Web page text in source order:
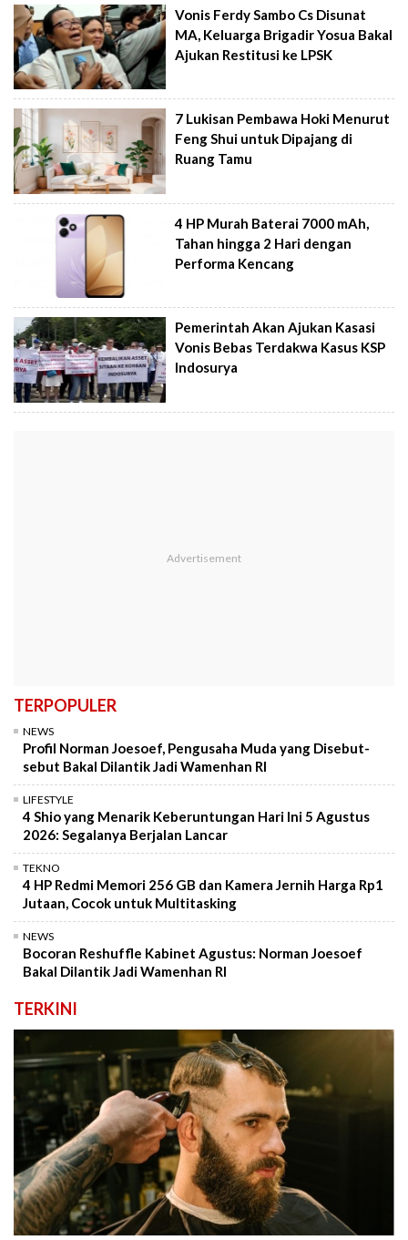
Vonis Ferdy Sambo Cs Disunat
MA, Keluarga Brigadir Yosua Bakal
Ajukan Restitusi ke LPSK
7 Lukisan Pembawa Hoki Menurut
Feng Shui untuk Dipajang di
Ruang Tamu
4 HP Murah Baterai 7000 mAh,
Tahan hingga 2 Hari dengan
Performa Kencang
Pemerintah Akan Ajukan Kasasi
Vonis Bebas Terdakwa Kasus KSP
Indosurya
TERPOPULER
NEWS
Profil Norman Joesoef, Pengusaha Muda yang Disebut-
sebut Bakal Dilantik Jadi Wamenhan RI
LIFESTYLE
4 Shio yang Menarik Keberuntungan Hari Ini 5 Agustus
2026: Segalanya Berjalan Lancar
TEKNO
4 HP Redmi Memori 256 GB dan Kamera Jernih Harga Rp1
Jutaan, Cocok untuk Multitasking
NEWS
Bocoran Reshuffle Kabinet Agustus: Norman Joesoef
Bakal Dilantik Jadi Wamenhan RI
TERKINI